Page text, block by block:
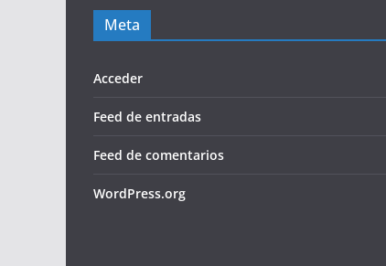
Meta
Acceder
Feed de entradas
Feed de comentarios
WordPress.org